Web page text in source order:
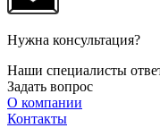
Нужна консультация?
Наши специалисты
Задать вопрос
О компании
Контакты